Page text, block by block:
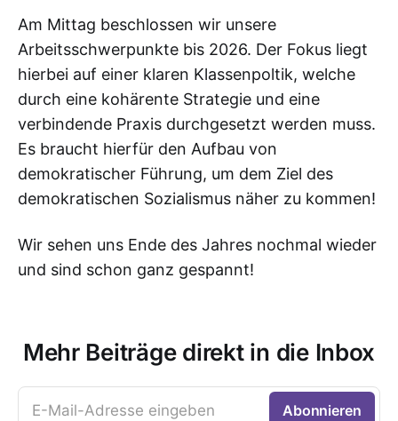
Am Mittag beschlossen wir unsere
Arbeitsschwerpunkte bis 2026. Der Fokus liegt
hierbei auf einer klaren Klassenpoltik, welche
durch eine kohärente Strategie und eine
verbindende Praxis durchgesetzt werden muss.
Es braucht hierfür den Aufbau von
demokratischer Führung, um dem Ziel des
demokratischen Sozialismus näher zu kommen!
Wir sehen uns Ende des Jahres nochmal wieder
und sind schon ganz gespannt!
Mehr Beiträge direkt in die Inbox
E-Mail-Adresse eingeben Abonnieren